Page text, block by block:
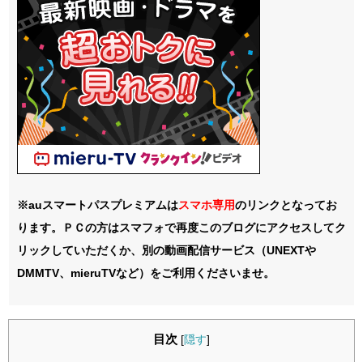
※auスマートパスプレミアムはスマホ専用のリンクとなってお
ります。ＰＣの方はスマフォで再度このブログにアクセスしてク
リックしていただくか、別の動画配信サービス（UNEXTや
DMMTV、mieruTVなど）をご利用くださいませ。
目次 [隠す]